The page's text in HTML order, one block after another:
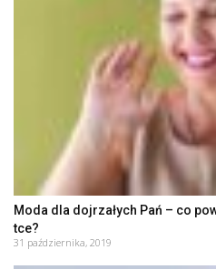
Moda dla dojrzałych Pań – co
tce?
31 października, 2019